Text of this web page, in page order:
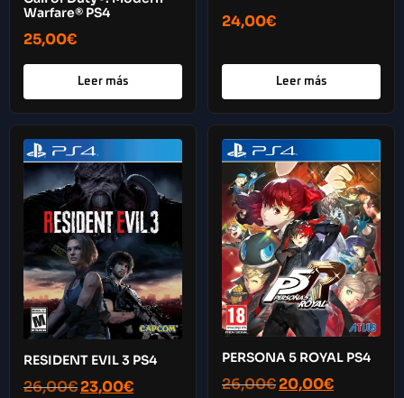
Warfare® PS4
25,00€
Leer más
24,00€
Leer más
RESIDENT EVIL 3 PS4
26,00€23,00€
PERSONA 5 ROYAL PS4
26,00€20,00€